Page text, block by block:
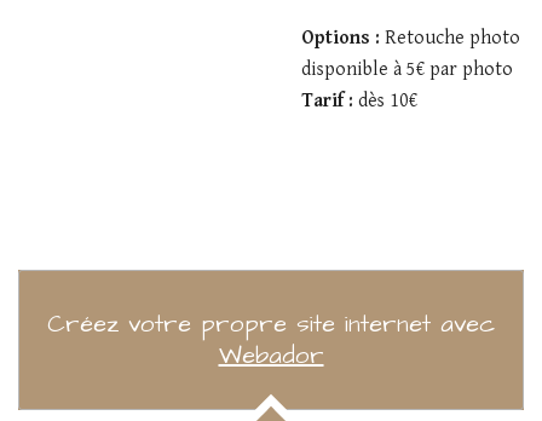
Options : Retouche photo
disponible à 5€ par photo
Tarif : dès 10€
Créez votre propre site internet avec
Webador